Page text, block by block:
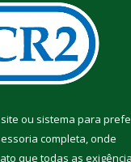
ou sistema para
completa, onde
que todas as